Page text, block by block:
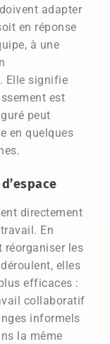
adapter
en réponse
à une
Elle signifie
est
peut
en quelques
directement
En
réorganiser les
elles
efficaces :
collaboratif
informels
la même